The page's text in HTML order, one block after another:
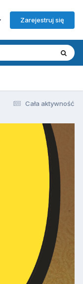
Zarejestruj się
Cała aktywność